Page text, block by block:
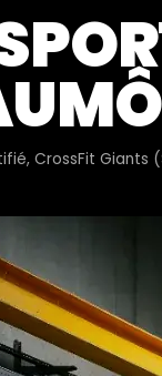
CrossFit Giants